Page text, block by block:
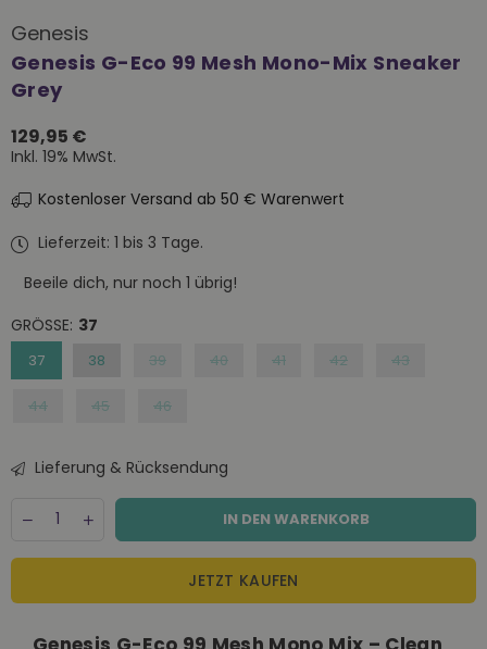
Genesis
Genesis G-Eco 99 Mesh Mono-Mix Sneaker
Grey
Normaler
Preis
129,95 €
Inkl. 19% MwSt.
Kostenloser Versand ab 50 € Warenwert
Lieferzeit: 1 bis 3 Tage.
Beeile dich, nur noch 1 übrig!
GRÖSSE: 37
37 38 39 40 41 42 43
44 45 46
Lieferung & Rücksendung
Decrease
for
Eco
Increase
quantity
for
Eco
IN DEN WARENKORB
JETZT KAUFEN